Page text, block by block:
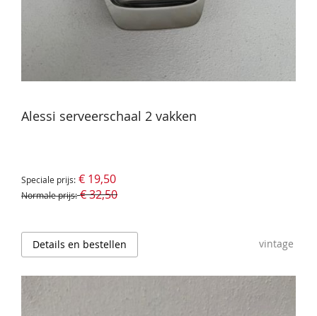
Alessi serveerschaal 2 vakken
Speciale prijs € 19,50
Normale prijs € 32,50
Details en bestellen vintage